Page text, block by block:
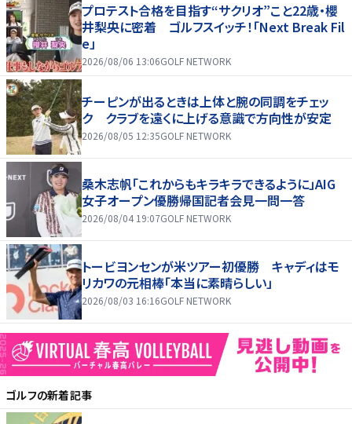
プロテスト合格を目指す“サクリオ”こと22歳・櫻
井梨央に密着 ゴルフスイッチ！「Next Break Fil
e」
2026/08/06 13:06GOLF NETWORK
チーピンが出るときは上体と腕の同調をチェッ
ク クラブを遠くに上げる意識で方向性が安定
2026/08/05 12:35GOLF NETWORK
桑木志帆「これからもキラキラできるように」AIG
女子オープン優勝帰国記者会見一問一答
2026/08/04 19:07GOLF NETWORK
トービヨンセンが米ツアー初優勝 キャディはモ
リカワの元相棒「本当に素晴らしい」
2026/08/03 16:16GOLF NETWORK
ゴルフの新着記事